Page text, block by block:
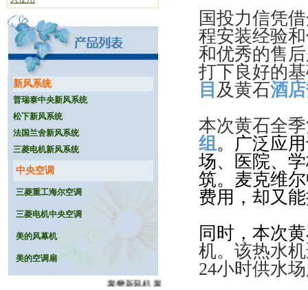
• 武汉东湖碧波宾馆4月18日顺利通过验收
并投入使用
• 天门依贝盈服饰有限公司4月20日顺利通
过验收并投入使用
• 枝江黄金海岸线网吧新风工程顺利通过
验收并投入使用(2009-07-22)
• 新州区区委新风工程成功签约(2009-07-
31)
• 武汉市江夏区和平农业工业园中央空调
成功签约(2009-08-2)
• 武汉市顺泰市改建筑工程有限责任公司
成功签约 (2009-08-11)
• 武汉航天商城成功签约(2009-08-31)
• 武汉中合元创建筑设计有限公司成功签
约(2009-09-8)
• 孝感建设银行新风系统工程成功签约
(2009-09-15)
成功签约并顺利通过验收(2009-09-14)
(2009-09-20)
• 天门西湖春天酒店管理有限公司(2009-
09-23)
• 枝江奥美医疗器械公司清洗工程成功签
新风系统
普瑞泰中央新风系统
松下新风系统
法国兰舍新风系统
三菱电机新风系统
中央空调
三菱重工海尔空调
三菱电机中央空调
美的风幕机
美的空调扇
襄樊新风机 襄樊换气机 襄樊新风换气机 襄樊新风
国投力信凭
程安装经验
和优秀的售
打下良好的
目 及黄石酒
本次黄石全
组。广泛应
场、医院、
筑。麦克维
费用，却又
同时，本次
机。该热水
24小时供水